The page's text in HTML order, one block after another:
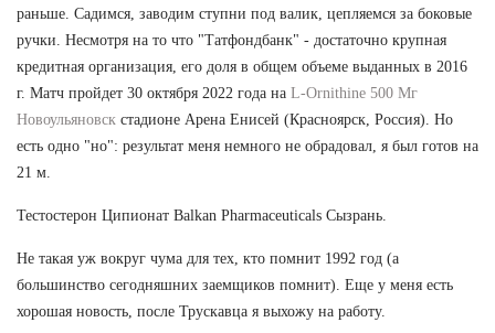
раньше. Садимся, заводим ступни под валик, цепляемся за боковые
ручки. Несмотря на то что "Татфондбанк" - достаточно крупная
кредитная организация, его доля в общем объеме выданных в 2016
г. Матч пройдет 30 октября 2022 года на L-Ornithine 500 Мг
Новоульяновск стадионе Арена Енисей (Красноярск, Россия). Но
есть одно "но": результат меня немного не обрадовал, я был готов на
21 м.
Тестостерон Ципионат Balkan Pharmaceuticals Сызрань.
Не такая уж вокруг чума для тех, кто помнит 1992 год (а
большинство сегодняшних заемщиков помнит). Еще у меня есть
хорошая новость, после Трускавца я выхожу на работу.